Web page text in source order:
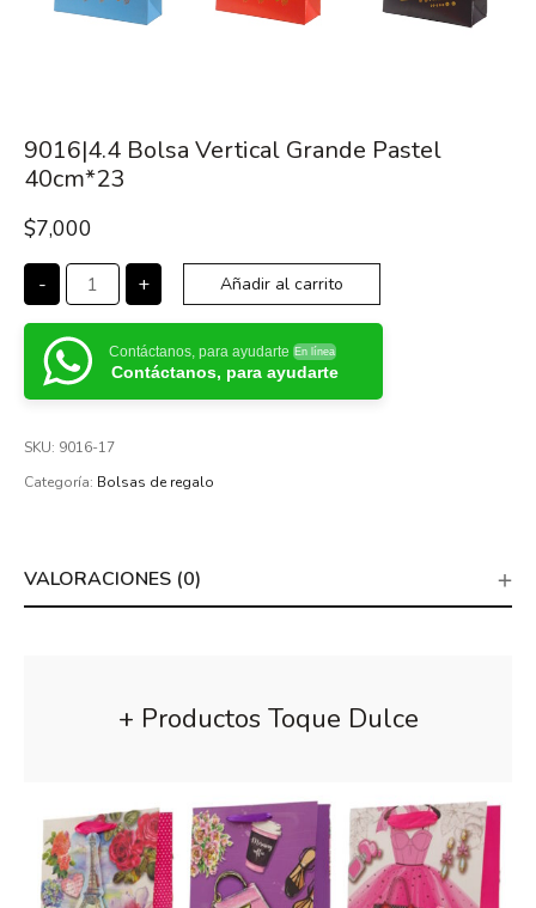
9016|4.4 Bolsa Vertical Grande Pastel
40cm*23
$7,000
- + Añadir al carrito
Contáctanos, para ayudarte En línea
Contáctanos, para ayudarte
SKU: 9016-17
Categoría: Bolsas de regalo
VALORACIONES (0)
+ Productos Toque Dulce